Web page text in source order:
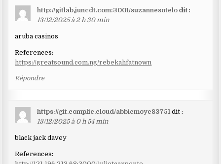
http://gitlab.juncdt.com:3001/suzannesotelo dit :
13/12/2025 à 2 h 30 min
aruba casinos
References:
https://greatsound.com.ng/rebekahfatnown
Répondre
https://git.complic.cloud/abbiemoye83751 dit :
13/12/2025 à 0 h 54 min
black jack davey
References: